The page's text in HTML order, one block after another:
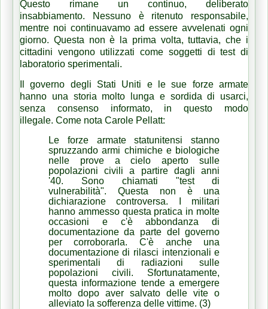
Questo rimane un continuo, deliberato
insabbiamento.
Nessuno è ritenuto responsabile,
mentre noi continuavamo ad essere avvelenati ogni
giorno. Questa non è la prima volta, tuttavia, che i
cittadini vengono utilizzati come soggetti di test di
laboratorio sperimentali.
Il governo degli Stati Uniti e le sue forze armate
hanno una storia molto lunga e sordida di usarci,
senza consenso informato, in questo modo
illegale. Come nota Carole Pellatt:
Le forze armate statunitensi stanno
spruzzando armi chimiche e biologiche
nelle prove a cielo aperto sulle
popolazioni civili a partire dagli anni
'40. Sono chiamati "test di
vulnerabilità". Questa non è una
dichiarazione controversa.
I militari
hanno ammesso questa pratica in molte
occasioni e c'è abbondanza di
documentazione da parte del governo
per corroborarla. C'è anche una
documentazione di rilasci intenzionali e
sperimentali di radiazioni sulle
popolazioni civili. Sfortunatamente,
questa informazione tende a emergere
molto dopo aver salvato delle vite o
alleviato la sofferenza delle vittime. (3)